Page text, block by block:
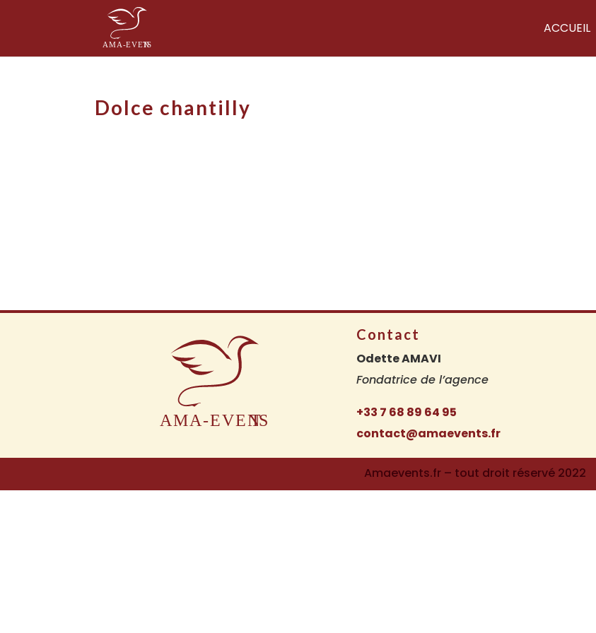
ACCUEIL
Dolce chantilly
Contact
Odette AMAVI
Fondatrice de l’agence
+33 7 68 89 64 95
contact@amaevents.fr
Amaevents.fr – tout droit réservé 2022